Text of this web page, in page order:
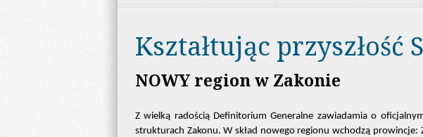
Kształtując przyszłość
NOWY region w Zakonie
Z wielką radością Definitorium Generalne zawiadamia o
strukturach Zakonu. W skład nowego regionu wchodzą prowincje: